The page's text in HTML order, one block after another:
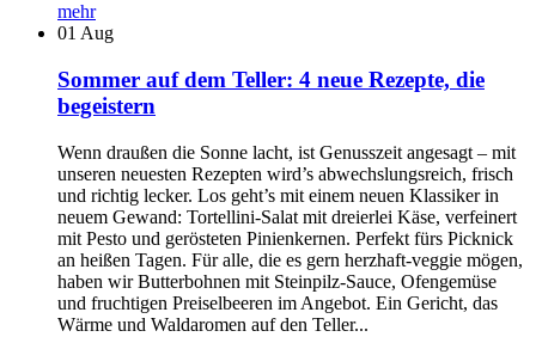
mehr
01 Aug
Sommer auf dem Teller: 4 neue Rezepte, die
begeistern
Wenn draußen die Sonne lacht, ist Genusszeit angesagt – mit
unseren neuesten Rezepten wird’s abwechslungsreich, frisch
und richtig lecker. Los geht’s mit einem neuen Klassiker in
neuem Gewand: Tortellini-Salat mit dreierlei Käse, verfeinert
mit Pesto und gerösteten Pinienkernen. Perfekt fürs Picknick
an heißen Tagen. Für alle, die es gern herzhaft-veggie mögen,
haben wir Butterbohnen mit Steinpilz-Sauce, Ofengemüse
und fruchtigen Preiselbeeren im Angebot. Ein Gericht, das
Wärme und Waldaromen auf den Teller...